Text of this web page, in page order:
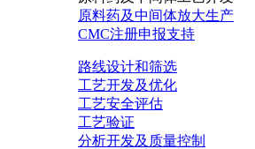
原料药及中间体放大生产
CMC注册申报支持
路线设计和筛选
工艺开发及优化
工艺安全评估
工艺验证
分析开发及质量控制